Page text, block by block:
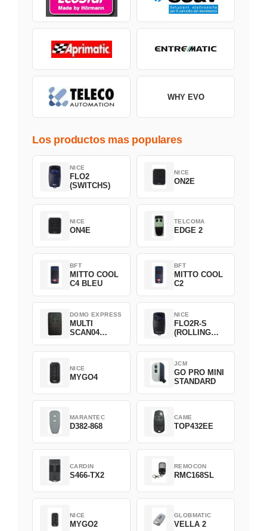
WHY EVO
Los productos mas populares
NICE
FLO2
(SWITCHS)
NICE
ON2E
NICE
ON4E
TELCOMA
EDGE 2
BFT
MITTO COOL
C4 BLEU
BFT
MITTO COOL
C2
DOMO EXPRESS
MULTI
SCAN04
NICE
FLO2R-S
(ROLLING
NICE
MYGO4
JCM
GO PRO MINI
STANDARD
MARANTEC
D382-868
CAME
TOP432EE
CARDIN
S466-TX2
REMOCON
RMC168SL
NICE
MYGO2
GLOBMATIC
VELLA 2